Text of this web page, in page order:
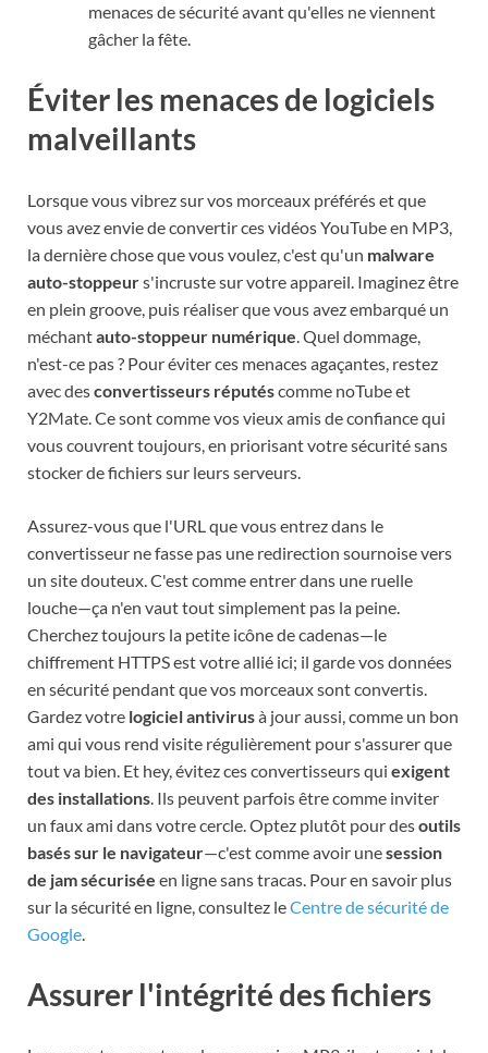
menaces de sécurité avant qu'elles ne viennent
gâcher la fête.
Éviter les menaces de logiciels
malveillants
Lorsque vous vibrez sur vos morceaux préférés et que
vous avez envie de convertir ces vidéos YouTube en MP3,
la dernière chose que vous voulez, c'est qu'un malware
auto-stoppeurs'incruste sur votre appareil. Imaginez être
en plein groove, puis réaliser que vous avez embarqué un
méchantauto-stoppeur numérique . Quel dommage,
n'est-ce pas ? Pour éviter ces menaces agaçantes, restez
avec desconvertisseurs réputéscomme noTube et
Y2Mate. Ce sont comme vos vieux amis de confiance qui
vous couvrent toujours, en priorisant votre sécurité sans
stocker de fichiers sur leurs serveurs.
Assurez-vous que l'URL que vous entrez dans le
convertisseur ne fasse pas une redirection sournoise vers
un site douteux. C'est comme entrer dans une ruelle
louche—ça n'en vaut tout simplement pas la peine.
Cherchez toujours la petite icône de cadenas—le
chiffrement HTTPS est votre allié ici; il garde vos données
en sécurité pendant que vos morceaux sont convertis.
Gardez votre logiciel antivirusà jour aussi, comme un bon
ami qui vous rend visite régulièrement pour s'assurer que
tout va bien. Et hey, évitez ces convertisseurs qui exigent
des installations . Ils peuvent parfois être comme inviter
un faux ami dans votre cercle. Optez plutôt pour desoutils
basés sur le navigateur—c'est comme avoir unesession
de jam sécurisée en ligne sans tracas. Pour en savoir plus
sur la sécurité en ligne, consultez leCentre de sécurité de
Google
Assurer l'intégrité des fichiers